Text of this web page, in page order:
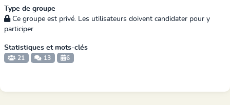
Type de groupe
Ce groupe est privé. Les utilisateurs doivent candidater pour y
participer
Statistiques et mots-clés
21 13 6